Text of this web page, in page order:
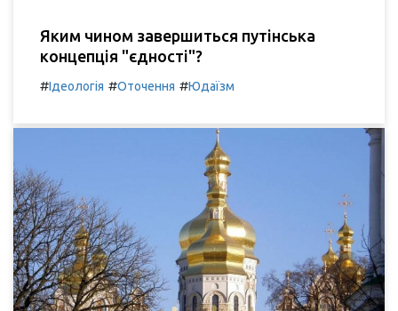
Яким чином завершиться путінська
концепція "єдності"?
#Ідеологія #Оточення #Юдаїзм